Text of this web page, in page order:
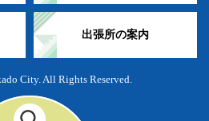
出張所の案内
City. All Rights Reserved.